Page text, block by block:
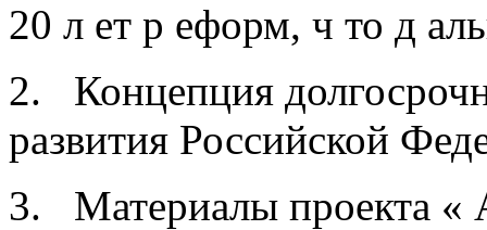
20 л ет р еформ, ч то д
2. Концепция
развития Российской
3. Материалы проекта «